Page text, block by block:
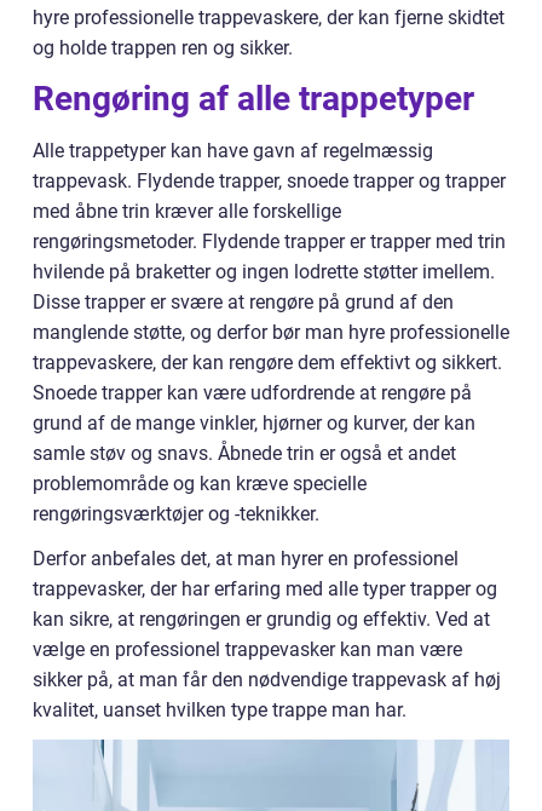
hyre professionelle trappevaskere, der kan fjerne skidtet
og holde trappen ren og sikker.
Rengøring af alle trappetyper
Alle trappetyper kan have gavn af regelmæssig
trappevask. Flydende trapper, snoede trapper og trapper
med åbne trin kræver alle forskellige
rengøringsmetoder. Flydende trapper er trapper med trin
hvilende på braketter og ingen lodrette støtter imellem.
Disse trapper er svære at rengøre på grund af den
manglende støtte, og derfor bør man hyre professionelle
trappevaskere, der kan rengøre dem effektivt og sikkert.
Snoede trapper kan være udfordrende at rengøre på
grund af de mange vinkler, hjørner og kurver, der kan
samle støv og snavs. Åbnede trin er også et andet
problemområde og kan kræve specielle
rengøringsværktøjer og -teknikker.
Derfor anbefales det, at man hyrer en professionel
trappevasker, der har erfaring med alle typer trapper og
kan sikre, at rengøringen er grundig og effektiv. Ved at
vælge en professionel trappevasker kan man være
sikker på, at man får den nødvendige trappevask af høj
kvalitet, uanset hvilken type trappe man har.